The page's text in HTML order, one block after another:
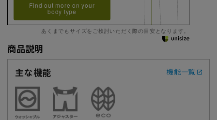
Find out more on your
body type
あくまでもサイズをご検討いただく際の目安となります。
商品説明
主な機能
機能一覧